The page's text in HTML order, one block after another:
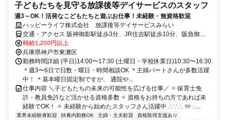
子どもたちを見守る放課後等デイサービスのスタッフ
週3～OK！活発なこどもたちと遊ぶお仕事！未経験・無資格歓迎
ハッピーライフ株式会社 放課後等デイサービスみらい
交通・アクセス 阪神御影駅徒歩3分、JR住吉駅徒歩10分、阪急御影
駅徒歩15分
時給1,200円以上
兵庫県神戸市東灘区
勤務時間詳細 (平日)14:00〜17:30 (土曜日・学校休業日)10:30〜16:30
＊週3〜6日で日数・曜日・時間相談OK ＊主婦パートさんが多数活躍
中！ ＊基本曜日固定制ですが、 通院や...
仕事内容 ＼子どもたちの未来の可能性を広げる仕事／ ✧ 保育士免
許・教員免許など活かせる資格多数 ✧ 資格をお持ちの方であれば未
経験でOK！ ✧ 未経験から始めたスタッフさん活躍中 ∴∵∴ ୨୧ ∴...
業界未経験者歓迎 扶養内勤務OK 主婦・主夫歓迎
資格取得支援あり